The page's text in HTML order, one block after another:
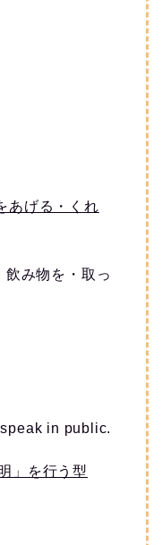
あげる・くれ
み物を・取っ
in public.
」を行う型